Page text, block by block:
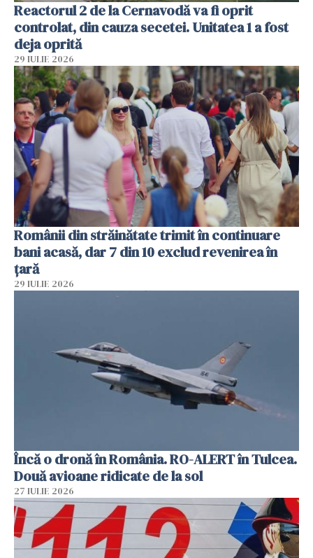
Reactorul 2 de la Cernavodă va fi oprit
controlat, din cauza secetei. Unitatea 1 a fost
deja oprită
29 IULIE 2026
Românii din străinătate trimit în continuare
bani acasă, dar 7 din 10 exclud revenirea în
țară
29 IULIE 2026
Încă o dronă în România. RO-ALERT în Tulcea.
Două avioane ridicate de la sol
27 IULIE 2026